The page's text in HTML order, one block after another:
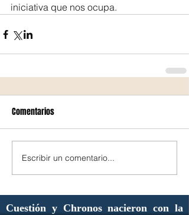
iniciativa que nos ocupa.
Comentarios
Escribir un comentario...
Cuestión y Chronos nacieron con la